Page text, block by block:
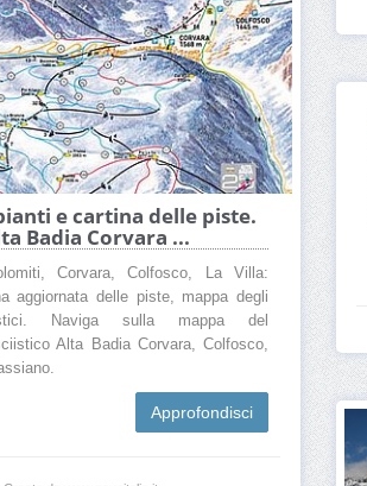
e cartina delle piste.
Badia Corvara ...
Corvara, Colfosco, La Villa:
aggiornata delle piste, mappa degli
Naviga sulla mappa del
Alta Badia Corvara, Colfosco,
Approfondisci